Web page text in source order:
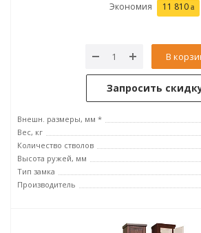
Экономия 11 810
В
Запросить
Внешн. размеры, мм *
Вес, кг
Количество стволов
Высота ружей, мм
Тип замка
Производитель